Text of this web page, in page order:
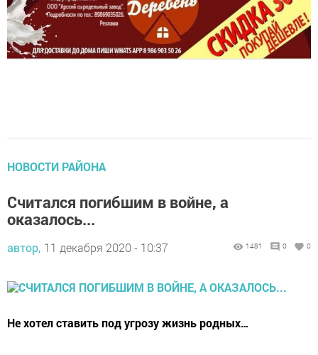
НОВОСТИ РАЙОНА
Считался погибшим в войне, а
оказалось...
автор, 11 декабря 2020 - 10:37 1481 0 0
Не хотел ставить под угрозу жизнь родных…